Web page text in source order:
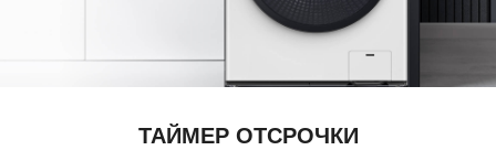
ТАЙМЕР ОТСРОЧКИ